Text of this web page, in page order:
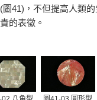
圖41)，不但提高人類
的表徵。